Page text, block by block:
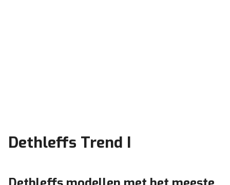
Dethleffs Trend I